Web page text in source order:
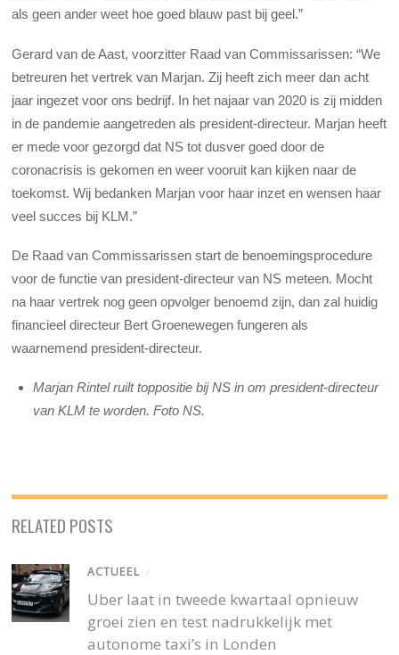
als geen ander weet hoe goed blauw past bij geel.”
Gerard van de Aast, voorzitter Raad van Commissarissen: “We
betreuren het vertrek van Marjan. Zij heeft zich meer dan acht
jaar ingezet voor ons bedrijf. In het najaar van 2020 is zij midden
in de pandemie aangetreden als president-directeur. Marjan heeft
er mede voor gezorgd dat NS tot dusver goed door de
coronacrisis is gekomen en weer vooruit kan kijken naar de
toekomst. Wij bedanken Marjan voor haar inzet en wensen haar
veel succes bij KLM.”
De Raad van Commissarissen start de benoemingsprocedure
voor de functie van president-directeur van NS meteen. Mocht
na haar vertrek nog geen opvolger benoemd zijn, dan zal huidig
financieel directeur Bert Groenewegen fungeren als
waarnemend president-directeur.
Marjan Rintel ruilt toppositie bij NS in om president-directeur
van KLM te worden. Foto NS.
RELATED POSTS
ACTUEEL /
Uber laat in tweede kwartaal opnieuw
groei zien en test nadrukkelijk met
autonome taxi’s in Londen